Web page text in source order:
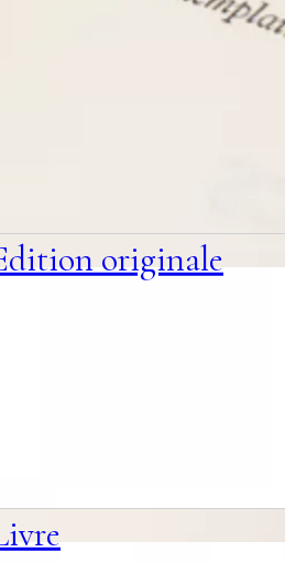
originale